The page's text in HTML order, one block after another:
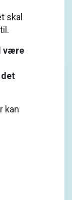
skal
være
kan